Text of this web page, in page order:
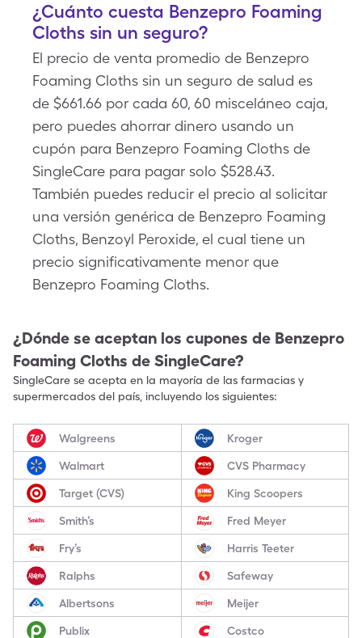
¿Cuánto cuesta Benzepro Foaming
Cloths sin un seguro?
El precio de venta promedio de Benzepro
Foaming Cloths sin un seguro de salud es
de $661.66 por cada 60, 60 misceláneo caja,
pero puedes ahorrar dinero usando un
cupón para Benzepro Foaming Cloths de
SingleCare para pagar solo $528.43.
También puedes reducir el precio al solicitar
una versión genérica de Benzepro Foaming
Cloths, Benzoyl Peroxide, el cual tiene un
precio significativamente menor que
Benzepro Foaming Cloths.
¿Dónde se aceptan los cupones de Benzepro
Foaming Cloths de SingleCare?
SingleCare se acepta en la mayoría de las farmacias y
supermercados del país, incluyendo los siguientes:
Walgreens Kroger
Walmart CVS Pharmacy
Target (CVS) King Scoopers
Smith’s Fred Meyer
Fry’s Harris Teeter
Ralphs Safeway
Albertsons Meijer
Publix Costco